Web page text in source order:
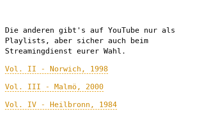
Die anderen gibt's auf YouTube nur als
Playlists, aber sicher auch beim
Streamingdienst eurer Wahl.
Vol. II - Norwich, 1998
Vol. III - Malmö, 2000
Vol. IV - Heilbronn, 1984